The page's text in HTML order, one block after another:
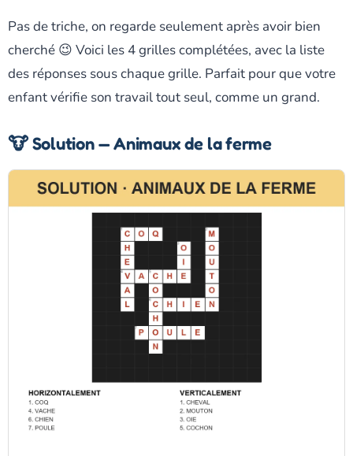
Pas de triche, on regarde seulement après avoir bien
cherché 😉 Voici les 4 grilles complétées, avec la liste
des réponses sous chaque grille. Parfait pour que votre
enfant vérifie son travail tout seul, comme un grand.
🐮 Solution — Animaux de la ferme